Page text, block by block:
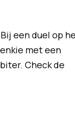
een duel op
met een
Check de